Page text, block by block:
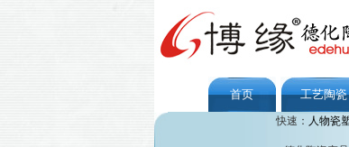
首页 工艺陶瓷
快速： 人物瓷